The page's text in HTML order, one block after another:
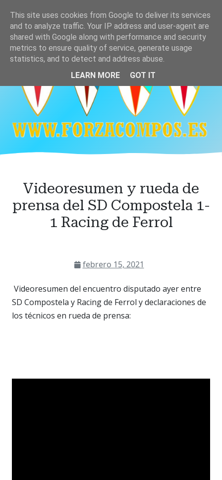
contenido
principal
Videoresumen y rueda de
prensa del SD Compostela 1-
1 Racing de Ferrol
febrero 15, 2021
Videoresumen del encuentro disputado ayer entre
SD Compostela y Racing de Ferrol y declaraciones de
los técnicos en rueda de prensa:
This site uses cookies from Google to deliver its services
and to analyze traffic. Your IP address and user-agent are
shared with Google along with performance and security
metrics to ensure quality of service, generate usage
statistics, and to detect and address abuse.
LEARN MORE
GOT IT